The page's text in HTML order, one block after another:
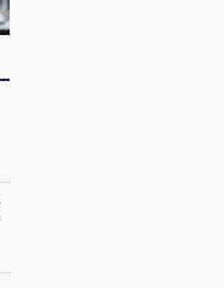
斯基密集出访美英 索
导弹“救急”